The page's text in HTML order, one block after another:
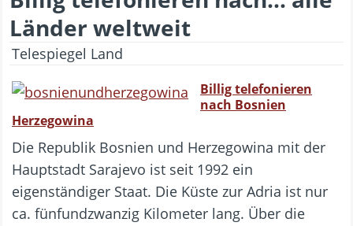
Länder weltweit
Telespiegel Land
Billig telefonieren
nach Bosnien
Herzegowina
Die Republik Bosnien und Herzegowina mit der
Hauptstadt Sarajevo ist seit 1992 ein
eigenständiger Staat. Die Küste zur Adria ist nur
ca. fünfundzwanzig Kilometer lang. Über die